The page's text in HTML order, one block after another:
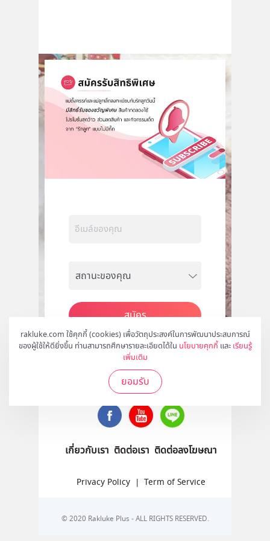
rakluke.com ใช้คุกกี้ (cookies) เพื่อวัตถุประสงค์ในการพัฒนาประสบการณ์
ของผู้ใช้ให้ดียิ่งขึ้น ท่านสามารถศึกษารายละเอียดได้ใน นโยบายคุกกี้ และ เรียนรู้
เพิ่มเติม
ยอมรับ
สมัคร
ติดตามเราได้ที่
เกี่ยวกับเรา ติดต่อเรา ติดต่อลงโฆษณา
Privacy Policy | Term of Service
© 2020 Rakluke Plus - ALL RIGHTS RESERVED.